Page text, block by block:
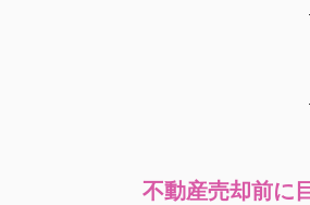
不動産売却前に